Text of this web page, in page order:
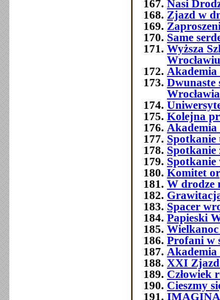
Nasi
Zjazd w
Same
Wyższa
Wrocławiu
Dwunaste
Wrocławia
Kolejna
Akademia
Spotkanie
Spotkanie
Spotkanie
Komitet
W drodze
Spacer
Papieski
Profani w
XXI
Człowiek
Cieszmy